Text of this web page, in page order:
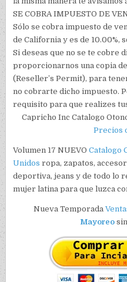
SE COBRA IMPUESTO DE
Sólo se cobra impuesto de
de California y es de 10.00%,
Si deseas que no se te cobre
proporcionarnos una copia
(Reseller’s Permit), para
no cobrarte dicho impuesto.
requisito para que realizes
Capricho Inc Catalogo
Precios
Volumen 17 NUEVOCatalogo
Unidos ropa, zapatos,
deportiva, jeans y de todo lo
mujer latina para que luzca
Nueva Temporada
Mayoreosin